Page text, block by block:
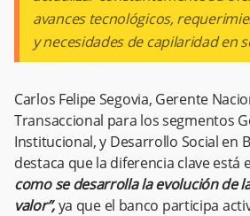
avances tecnológicos,
y necesidades de capilaridad en
Carlos Felipe Segovia, Gerente
Transaccional para los segmentos
Institucional, y Desarrollo Social en
destaca que la diferencia clave está
como se desarrolla la evolución de
valor”,ya que el banco participa